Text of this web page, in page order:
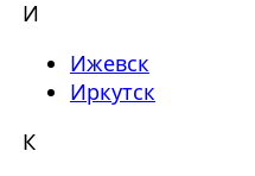
И
Ижевск
Иркутск
К